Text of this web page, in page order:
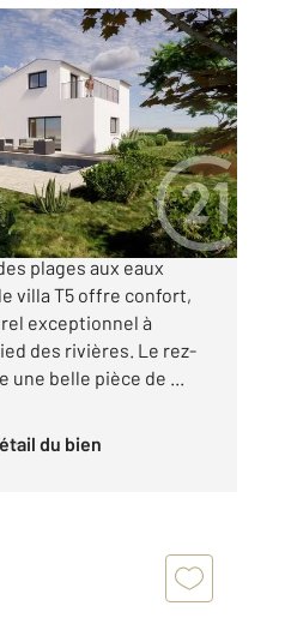
€
paisible, à
plages aux eaux
villa T5 offre confort,
exceptionnel à
des rivières. Le rez-
une belle pièce de ...
du bien